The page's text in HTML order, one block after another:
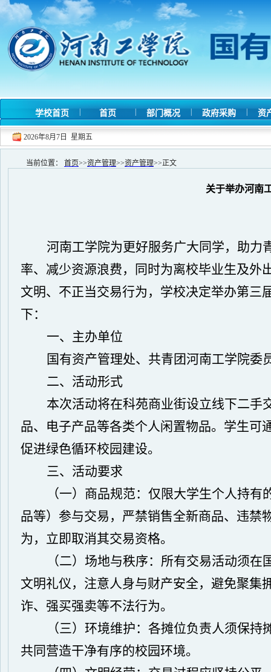
学校首页 首页 部门概况 政府采购 资
2026年8月7日 星期五
当前位置： 首页>>资产管理>>资产管理>>正文
关于举办河南
河南工学院为更好服务广大同学，助力
率、减少资源浪费，同时为离校毕业生及外
文明、不正当交易行为，学校决定举办第三
下：
一、主办单位
国有资产管理处、共青团河南工学院委
二、活动形式
本次活动将在科苑商业街设立线下二手
品、电子产品等各类个人闲置物品。学生可
促进绿色循环校园建设。
三、活动要求
（一）商品规范： 仅限大学生个人持有
品等）参与交易，严禁销售全新商品、违禁
为，立即取消其交易资格。
（二）场地与秩序： 所有交易活动须在
文明礼仪，注意人身与财产安全，避免聚集
诈、强买强卖等不法行为。
（三）环境维护： 各摊位负责人须保持
共同营造干净有序的校园环境。